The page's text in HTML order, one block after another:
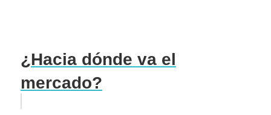
¿Hacia dónde va el
mercado?